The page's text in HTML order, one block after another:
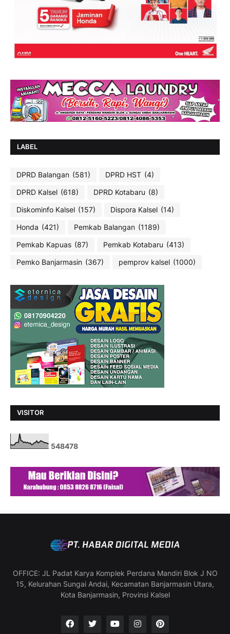
LABEL
DPRD Balangan (581) DPRD HST (4)
DPRD Kalsel (618) DPRD Kotabaru (8)
Diskominfo Kalsel (157) Dispora Kalsel (14)
Honda (421) Pemkab Balangan (1189)
Pemkab Kapuas (87) Pemkab Kotabaru (413)
Pemko Banjarmasin (367) pemprov kalsel (1000)
VISITOR
548478
OFFICE: JL Padat Karya Komplek Perdana Mandiri Blok J NO
15, Kelurahan Sungai Andai, Kecamatan Banjarmasin Utara,
Kota Banjarmasin, Provinsi Kalsel